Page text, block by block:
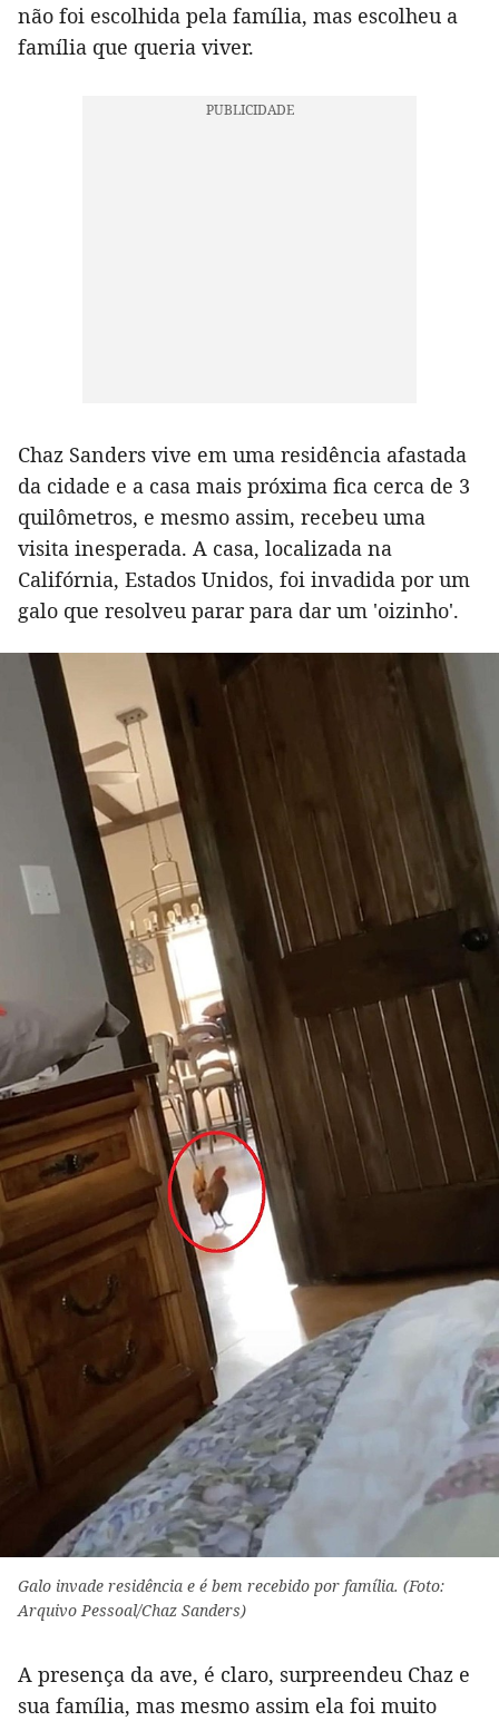
não foi escolhida pela família, mas escolheu a
família que queria viver.
Chaz Sanders vive em uma residência afastada
da cidade e a casa mais próxima fica cerca de 3
quilômetros, e mesmo assim, recebeu uma
visita inesperada. A casa, localizada na
Califórnia, Estados Unidos, foi invadida por um
galo que resolveu parar para dar um 'oizinho'.
Galo invade residência e é bem recebido por família. (Foto:
Arquivo Pessoal/Chaz Sanders)
A presença da ave, é claro, surpreendeu Chaz e
sua família, mas mesmo assim ela foi muito